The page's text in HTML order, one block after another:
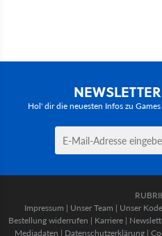
Hol' dir die neuesten Infos zu
Impressum | Unser Team | Unser
Bestellung widerrufen | Karriere |
Mediadaten | Datenschutzerklärung |